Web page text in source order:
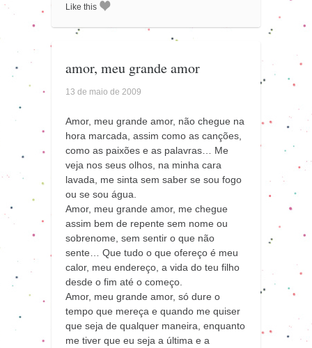
Like this
amor, meu grande amor
13 de maio de 2009
Amor, meu grande amor, não chegue na
hora marcada, assim como as canções,
como as paixões e as palavras… Me
veja nos seus olhos, na minha cara
lavada, me sinta sem saber se sou fogo
ou se sou água.
Amor, meu grande amor, me chegue
assim bem de repente sem nome ou
sobrenome, sem sentir o que não
sente… Que tudo o que ofereço é meu
calor, meu endereço, a vida do teu filho
desde o fim até o começo.
Amor, meu grande amor, só dure o
tempo que mereça e quando me quiser
que seja de qualquer maneira, enquanto
me tiver que eu seja a última e a